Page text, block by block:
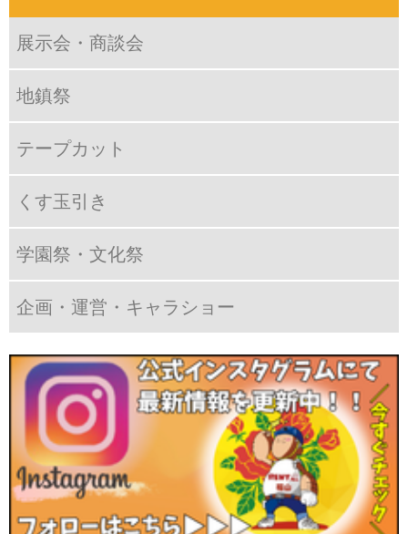
展示会・商談会
地鎮祭
テープカット
くす玉引き
学園祭・文化祭
企画・運営・キャラショー